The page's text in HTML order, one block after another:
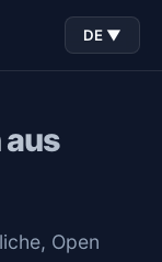
DE ▼
aus
Open